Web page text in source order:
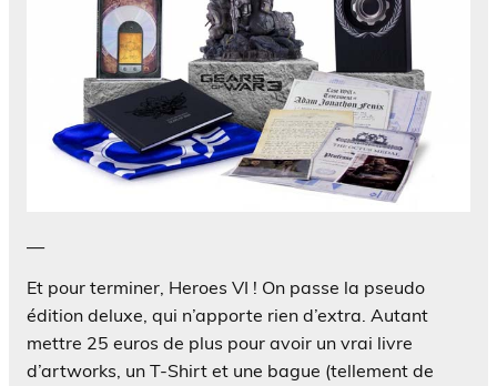
—
Et pour terminer, Heroes VI ! On passe la pseudo
édition deluxe, qui n’apporte rien d’extra. Autant
mettre 25 euros de plus pour avoir un vrai livre
d’artworks, un T-Shirt et une bague (tellement de